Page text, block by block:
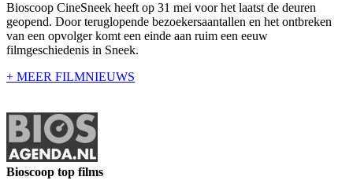
Bioscoop CineSneek heeft op 31 mei voor het laatst de deuren
geopend. Door teruglopende bezoekersaantallen en het ontbreken
van een opvolger komt een einde aan ruim een eeuw
filmgeschiedenis in Sneek.
+ MEER FILMNIEUWS
Bioscoop top films